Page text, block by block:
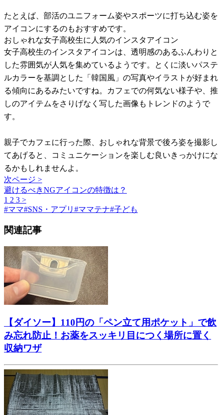
たとえば、部活のユニフォーム姿やスポーツに打ち込む姿を
アイコンにするのもおすすめです。
おしゃれな女子高校生に人気のインスタアイコン
女子高校生のインスタアイコンは、透明感のあるふんわりと
した雰囲気が人気を集めているようです。とくに淡いパステ
ルカラーを基調とした「韓国風」の写真やイラストが好まれ
る傾向にあるみたいですね。カフェでの何気ない様子や、推
しのアイテムをさりげなく写した画像もトレンドのようで
す。
親子でカフェに行った際、おしゃれな背景で後ろ姿を撮影し
てあげると、コミュニケーションを楽しむ良いきっかけにな
るかもしれませんよ。
次ページ >
避けるべきNGアイコンの特徴は？
1 2 3 >
#ママ#SNS・アプリ #ママテナ#子ども
関連記事
【ダイソー】110円の「ペン立て用ポケット」で飲
み忘れ防止！お薬をスッキリ目につく場所に置く
収納ワザ